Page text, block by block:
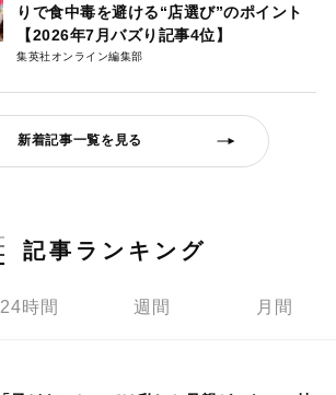
りで食中毒を避ける“店選び”のポイント
【2026年7月バズり記事4位】
集英社オンライン編集部
新着記事一覧を見る
記事ランキング
24時間 週間 月間